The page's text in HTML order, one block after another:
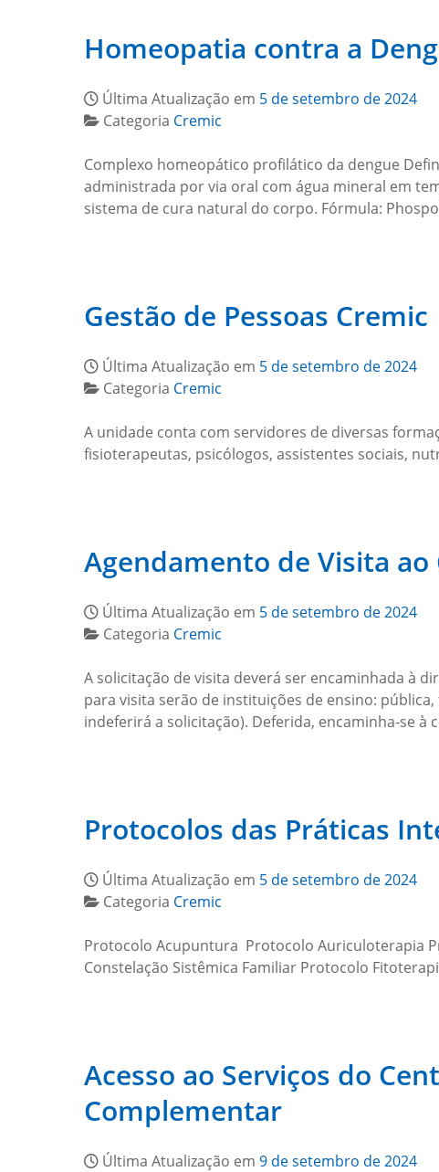
Homeopatia contra a
Última Atualização em 5 de setembro de 2024
Categoria Cremic
Complexo homeopático profilático da dengue
administrada por via oral com água mineral em
sistema de cura natural do corpo. Fórmula:
Gestão de Pessoas Cremic
Última Atualização em 5 de setembro de 2024
Categoria Cremic
A unidade conta com servidores de diversas
fisioterapeutas, psicólogos, assistentes sociais,
Agendamento de Visita ao
Última Atualização em 5 de setembro de 2024
Categoria Cremic
A solicitação de visita deverá ser encaminhada à
para visita serão de instituições de ensino:
indeferirá a solicitação). Deferida, encaminha-se à
Protocolos das Práticas
Última Atualização em 5 de setembro de 2024
Categoria Cremic
Protocolo Acupuntura Protocolo Auriculoterapia
Constelação Sistêmica Familiar Protocolo
Acesso ao Serviços do
Complementar
Última Atualização em 9 de setembro de 2024